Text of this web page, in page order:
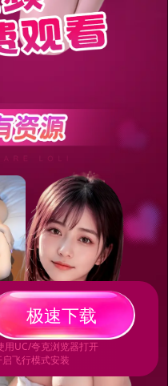
极速下载
用UC/夸克浏览器打开
飞行模式安装